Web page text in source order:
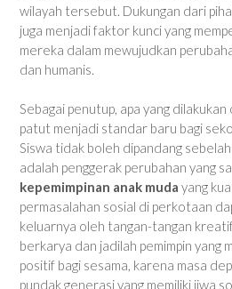
wilayah tersebut. Dukungan dari
juga menjadi faktor kunci yang
mereka dalam mewujudkan
dan humanis.
Sebagai penutup, apa yang
patut menjadi standar baru bagi
Siswa tidak boleh dipandang
adalah penggerak perubahan yang
kepemimpinan anak muda yang
permasalahan sosial di perkotaan
keluarnya oleh tangan-tangan
berkarya dan jadilah pemimpin yang
positif bagi sesama, karena masa
pundak generasi yang memiliki jiwa